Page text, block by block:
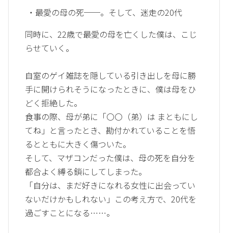
・最愛の母の死──。そして、迷走の20代
同時に、22歳で最愛の母を亡くした僕は、こじ
らせていく。
自室のゲイ雑誌を隠している引き出しを母に勝
手に開けられそうになったときに、僕は母をひ
どく拒絶した。
食事の際、母が弟に「〇〇（弟）は まともにし
てね」と言ったとき、勘付かれていることを悟
るとともに大きく傷ついた。
そして、マザコンだった僕は、母の死を自分を
都合よく縛る鎖にしてしまった。
「自分は、まだ好きになれる女性に出会ってい
ないだけかもしれない」この考え方で、20代を
過ごすことになる……。